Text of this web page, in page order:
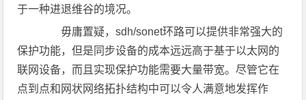
于一种进退维谷的境况。
毋庸置疑，sdh/sonet环路可以提供非常强大的
保护功能，但是同步设备的成本远远高于基于以太网的
联网设备，而且实现保护功能需要大量带宽。尽管它在
点到点和网状网络拓扑结构中可以令人满意地发挥作